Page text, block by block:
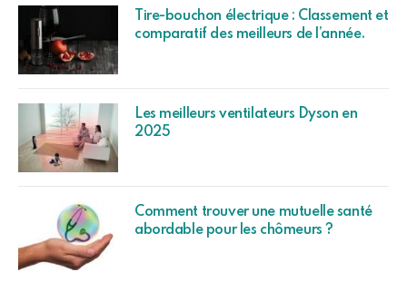
Tire-bouchon électrique : Classement et
comparatif des meilleurs de l’année.
Les meilleurs ventilateurs Dyson en
2025
Comment trouver une mutuelle santé
abordable pour les chômeurs ?